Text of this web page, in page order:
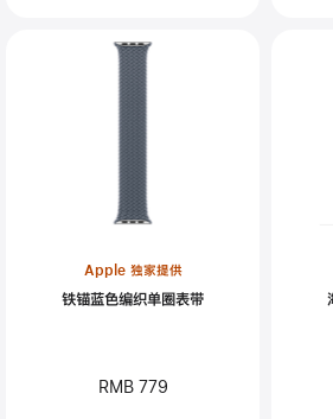
Apple 独家提供
铁锚蓝色编织单圈表带
RMB 779